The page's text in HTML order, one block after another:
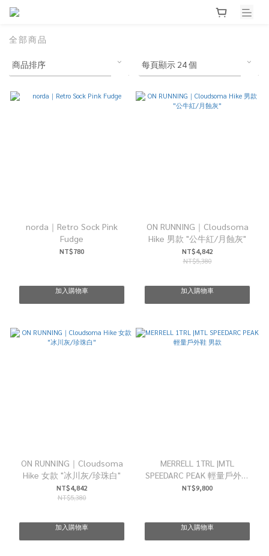
全部商品
norda｜Retro Sock Pink
Fudge
NT$780
加入購物車
ON RUNNING｜Cloudsoma
Hike 男款 "公牛紅/月蝕灰"
NT$4,842
NT$5,380
加入購物車
ON RUNNING｜Cloudsoma
Hike 女款 "冰川灰/珍珠白"
NT$4,842
NT$5,380
加入購物車
MERRELL 1TRL |MTL
SPEEDARC PEAK 輕量戶外鞋
男款
NT$9,800
加入購物車